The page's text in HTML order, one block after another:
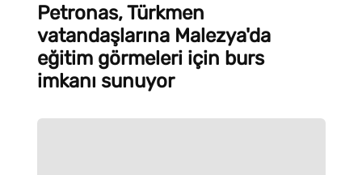
Petronas, Türkmen
vatandaşlarına Malezya'da
eğitim görmeleri için burs
imkanı sunuyor